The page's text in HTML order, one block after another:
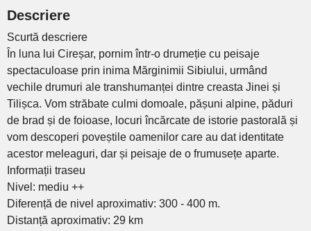
Descriere
Scurtă descriere
În luna lui Cireșar, pornim într-o drumeție cu peisaje
spectaculoase prin inima Mărginimii Sibiului, urmând
vechile drumuri ale transhumanței dintre creasta Jinei și
Tilișca. Vom străbate culmi domoale, pășuni alpine, păduri
de brad și de foioase, locuri încărcate de istorie pastorală și
vom descoperi poveștile oamenilor care au dat identitate
acestor meleaguri, dar și peisaje de o frumusețe aparte.
Informații traseu
Nivel: mediu ++
Diferență de nivel aproximativ: 300 - 400 m.
Distanță aproximativ: 29 km